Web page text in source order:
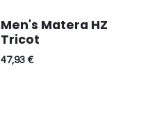
Men's Matera HZ
Tricot
47,93€